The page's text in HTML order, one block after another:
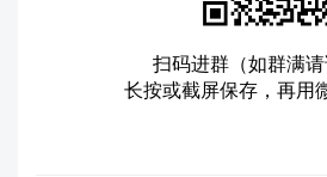
扫码进群（如群满请
长按或截屏保存，再用